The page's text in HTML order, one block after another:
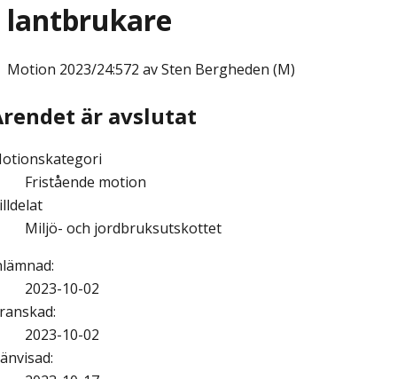
lantbrukare
Motion 2023/24:572 av Sten Bergheden (M)
är avslutat
Fristående motion
Miljö- och jordbruksutskottet
:
2023-10-02
:
2023-10-02
: